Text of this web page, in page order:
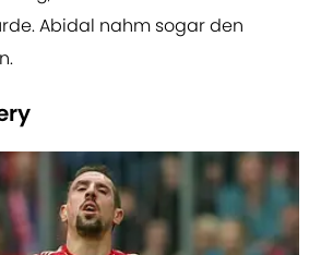
Abidal nahm sogar den